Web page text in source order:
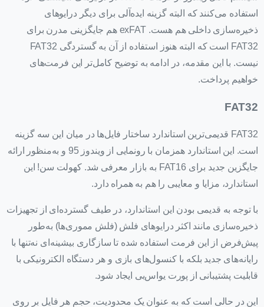
استفاده می‌کنند که البته گزینه‌ ایده‌آلی برای دیگر درایوهای
ذخیره‌سازی داخلی هم هست. exFAT هم جایگزینی مدرن برای
FAT32 است که البته هنوز استفاده از آن به گستردگی FAT32
نیست. با این مقدمه، در ادامه به توضیح کامل‌تر این فرمت‌های
خواهیم پرداخت.
FAT32
FAT32 قدیمی‌ترین استاندارد ساختار فایل‌ها در میان این سه گزینه
است. این استاندارد همزمان با رونمایی از ویندوز 95 و به‌منظور ارائه
جایگزین جدید برای FAT16 به بازار معرفی شد. کهولت سن! این
استاندارد، مزایا و معایبی را هم به همراه دارد.
با توجه به قدیمی بودن این استاندارد، در طیف گسترده‌ای از تجهیزات
ذخیره‌سازی مانند اکثر درایوهای فلش (فلش‌ مموری‌ها) به‌طور
پیش‌فرض از این فرمت استفاده شده تا سازگاری بیشینه‌ای نه‌تنها با
رایانه‌های جدید بلکه با کنسول‌های بازی و هر دستگاه الکترونیکی با
قابلیت پشتیبانی از پورت یو‌اس‌بی ایجاد شود.
این در حالی است که به عنوان یک محدودیت، حجم هر فایل بر روی